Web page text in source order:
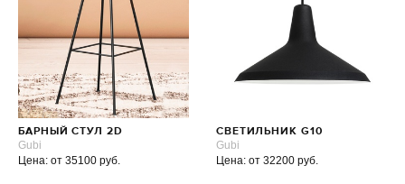
БАРНЫЙ СТУЛ 2D
Gubi
Цена: от 35100 руб.
СВЕТИЛЬНИК G10
Gubi
Цена: от 32200 руб.